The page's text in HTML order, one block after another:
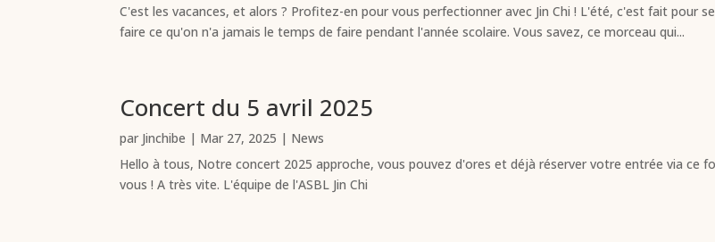
C'est les vacances, et alors ? Profitez-en pour vous perfectionner avec Jin Chi ! L'été, c'est fait pour
faire ce qu'on n'a jamais le temps de faire pendant l'année scolaire. Vous savez, ce morceau qui...
Concert du 5 avril 2025
par Jinchibe | Mar 27, 2025 | News
Hello à tous, Notre concert 2025 approche, vous pouvez d'ores et déjà réserver votre entrée via ce
vous ! A très vite. L'équipe de l'ASBL Jin Chi